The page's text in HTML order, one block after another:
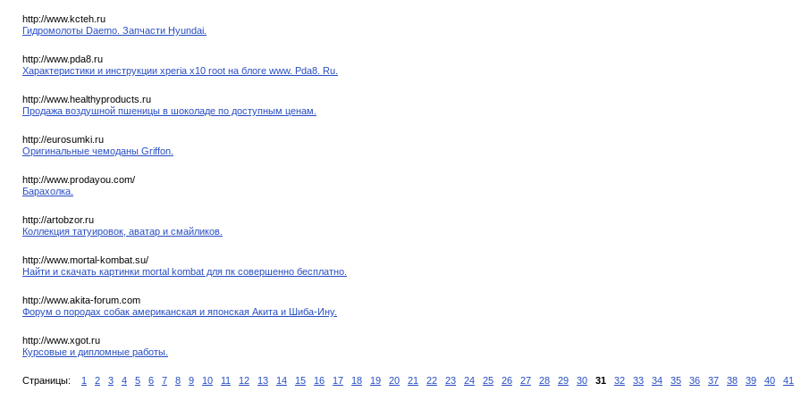
http://www.kcteh.ru
Гидромолоты Daemo. Запчасти Hyundai.
http://www.pda8.ru
Характеристики и инструкции xperia x10 root на блоге www. Pda8. Ru.
http://www.healthyproducts.ru
Продажа воздушной пшеницы в шоколаде по доступным ценам.
http://eurosumki.ru
Оригинальные чемоданы Griffon.
http://www.prodayou.com/
Барахолка.
http://artobzor.ru
Коллекция татуировок, аватар и смайликов.
http://www.mortal-kombat.su/
Найти и скачать картинки mortal kombat для пк совершенно бесплатно.
http://www.akita-forum.com
Форум о породах собак американская и японская Акита и Шиба-Ину.
http://www.xgot.ru
Курсовые и дипломные работы.
Страницы: 1 2 3 4 5 6 7 8 9 10 11 12 13 14 15 16 17 18 19 20 21 22 23 24 25 26 27 28 29 30 31 32 33 34 35 36 37 38 39 40 41